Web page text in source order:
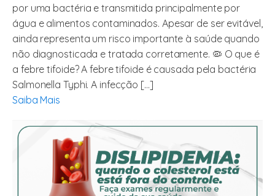
por uma bactéria e transmitida principalmente por
água e alimentos contaminados. Apesar de ser evitável,
ainda representa um risco importante à saúde quando
não diagnosticada e tratada corretamente. 🦠 O que é
a febre tifoide? A febre tifoide é causada pela bactéria
Salmonella Typhi. A infecção […]
Saiba Mais